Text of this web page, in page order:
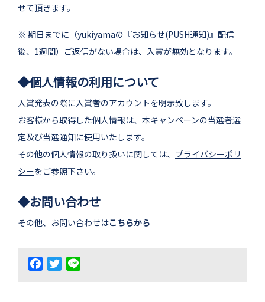
せて頂きます。
※ 期日までに（yukiyamaの『お知らせ(PUSH通知)』配信
後、1週間）ご返信がない場合は、入賞が無効となります。
◆個人情報の利用について
入賞発表の際に入賞者のアカウントを明示致します。
お客様から取得した個人情報は、本キャンペーンの当選者選
定及び当選通知に使用いたします。
その他の個人情報の取り扱いに関しては、 プライバシーポリ
シーをご参照下さい。
◆お問い合わせ
その他、お問い合わせはこちらから
FacebookTwitter